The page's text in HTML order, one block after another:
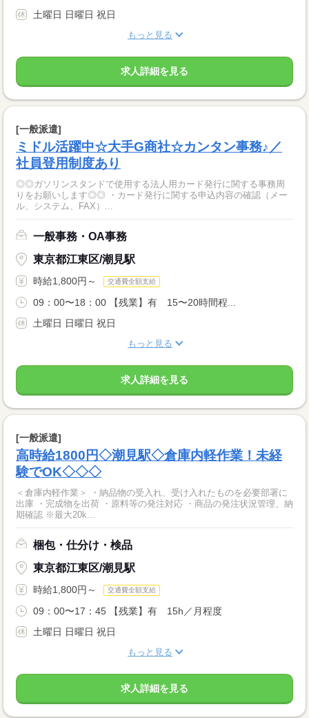
土曜日 日曜日 祝日
もっと見る
求人詳細を見る
[一般派遣]
ミドル活躍中☆大手G商社☆カンタン事務♪／
社員登用制度あり
◎◎ガソリンスタンドで使用する法人用カード発行に関する事務周
りをお願いします◎◎ ・カード発行に関する申込内容の確認（メー
ル、システム、FAX）...
一般事務・OA事務
東京都江東区/潮見駅
時給1,800円～ 交通費全額支給
09：00〜18：00 【残業】有 15〜20時間程...
土曜日 日曜日 祝日
もっと見る
求人詳細を見る
[一般派遣]
高時給1800円◇潮見駅◇倉庫内軽作業！未経
験でOK◇◇◇
＜倉庫内軽作業＞ ・納品物の受入れ、受け入れたものを必要部署に
出庫 ・完成物を出荷 ・原料等の発注対応 ・商品の発注状況管理、納
期確認 ※最大20k...
梱包・仕分け・検品
東京都江東区/潮見駅
時給1,800円～ 交通費全額支給
09：00〜17：45 【残業】有 15h／月程度
土曜日 日曜日 祝日
もっと見る
求人詳細を見る